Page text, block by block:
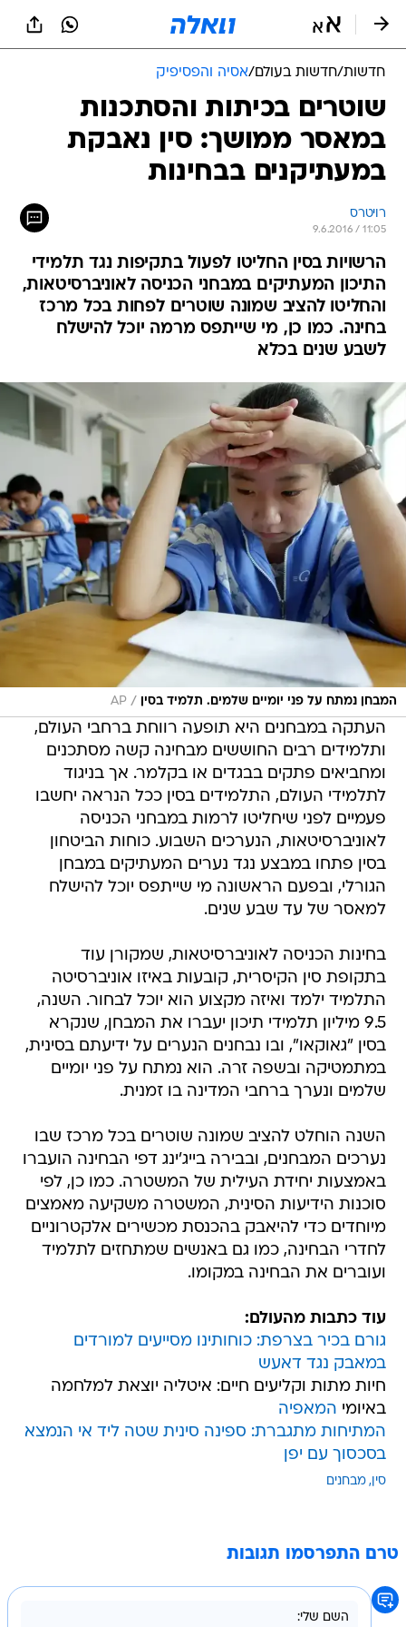
חדשות/חדשות בעולם/אסיה והפסיפיק
שוטרים בכיתות והסתכנות
במאסר ממושך: סין נאבקת
במעתיקנים בבחינות
רויטרס
9.6.2016 / 11:05
הרשויות בסין החליטו לפעול בתקיפות נגד תלמידי
התיכון המעתיקים במבחני הכניסה לאוניברסיטאות,
והחליטו להציב שמונה שוטרים לפחות בכל מרכז
בחינה. כמו כן, מי שייתפס מרמה יוכל להישלח
לשבע שנים בכלא
המבחן נמתח על פני יומיים שלמים. תלמיד בסין /
AP
העתקה במבחנים היא תופעה רווחת ברחבי העולם,
ותלמידים רבים החוששים מבחינה קשה מסתכנים
ומחביאים פתקים בבגדים או בקלמר. אך בניגוד
לתלמידי העולם, התלמידים בסין ככל הנראה יחשבו
פעמיים לפני שיחליטו לרמות במבחני הכניסה
לאוניברסיטאות, הנערכים השבוע. כוחות הביטחון
בסין פתחו במבצע נגד נערים המעתיקים במבחן
הגורלי, ובפעם הראשונה מי שייתפס יוכל להישלח
למאסר של עד שבע שנים.
בחינות הכניסה לאוניברסיטאות, שמקורן עוד
בתקופת סין הקיסרית, קובעות באיזו אוניברסיטה
התלמיד ילמד ואיזה מקצוע הוא יוכל לבחור. השנה,
9.5 מיליון תלמידי תיכון יעברו את המבחן, שנקרא
בסין "גאוקאו", ובו נבחנים הנערים על ידיעתם בסינית,
במתמטיקה ובשפה זרה. הוא נמתח על פני יומיים
שלמים ונערך ברחבי המדינה בו זמנית.
השנה הוחלט להציב שמונה שוטרים בכל מרכז שבו
נערכים המבחנים, ובבירה בייג'ינג דפי הבחינה הועברו
באמצעות יחידת העילית של המשטרה. כמו כן, לפי
סוכנות הידיעות הסינית, המשטרה משקיעה מאמצים
מיוחדים כדי להיאבק בהכנסת מכשירים אלקטרוניים
לחדרי הבחינה, כמו גם באנשים שמתחזים לתלמיד
ועוברים את הבחינה במקומו.
עוד כתבות מהעולם:
גורם בכיר בצרפת: כוחותינו מסייעים למורדים
במאבק נגד דאעש
חיות מתות וקליעים חיים: איטליה יוצאת למלחמה
באיומי המאפיה
המתיחות מתגברת: ספינה סינית שטה ליד אי הנמצא
בסכסוך עם יפן
סין מבחנים
טרם התפרסמו תגובות